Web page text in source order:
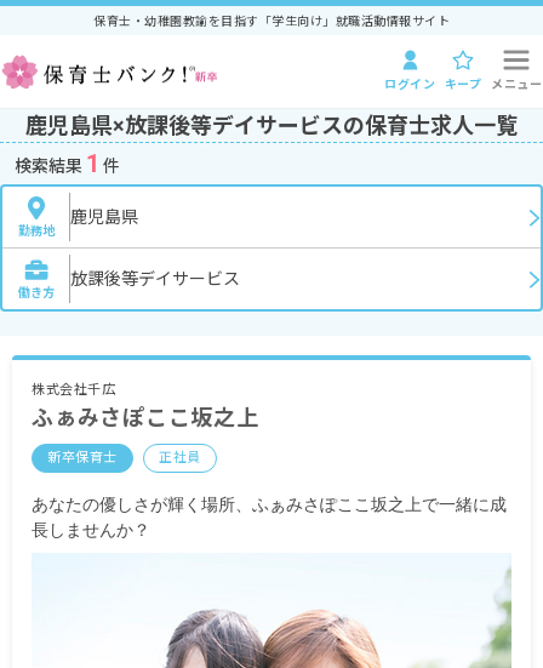
保育士・幼稚園教諭を目指す「学生向け」就職活動情報サイト
ログイン キープ メニュー
鹿児島県×放課後等デイサービスの保育士求人一覧
検索結果 1 件
勤務地
鹿児島県
働き方
放課後等デイサービス
株式会社千広
ふぁみさぽここ坂之上
新卒保育士 正社員
あなたの優しさが輝く場所、ふぁみさぽここ坂之上で一緒に成
長しませんか？